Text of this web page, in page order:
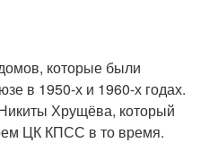
которые были
в 1950-х и 1960-х годах.
Хрущёва, который
ЦК КПСС в то время.